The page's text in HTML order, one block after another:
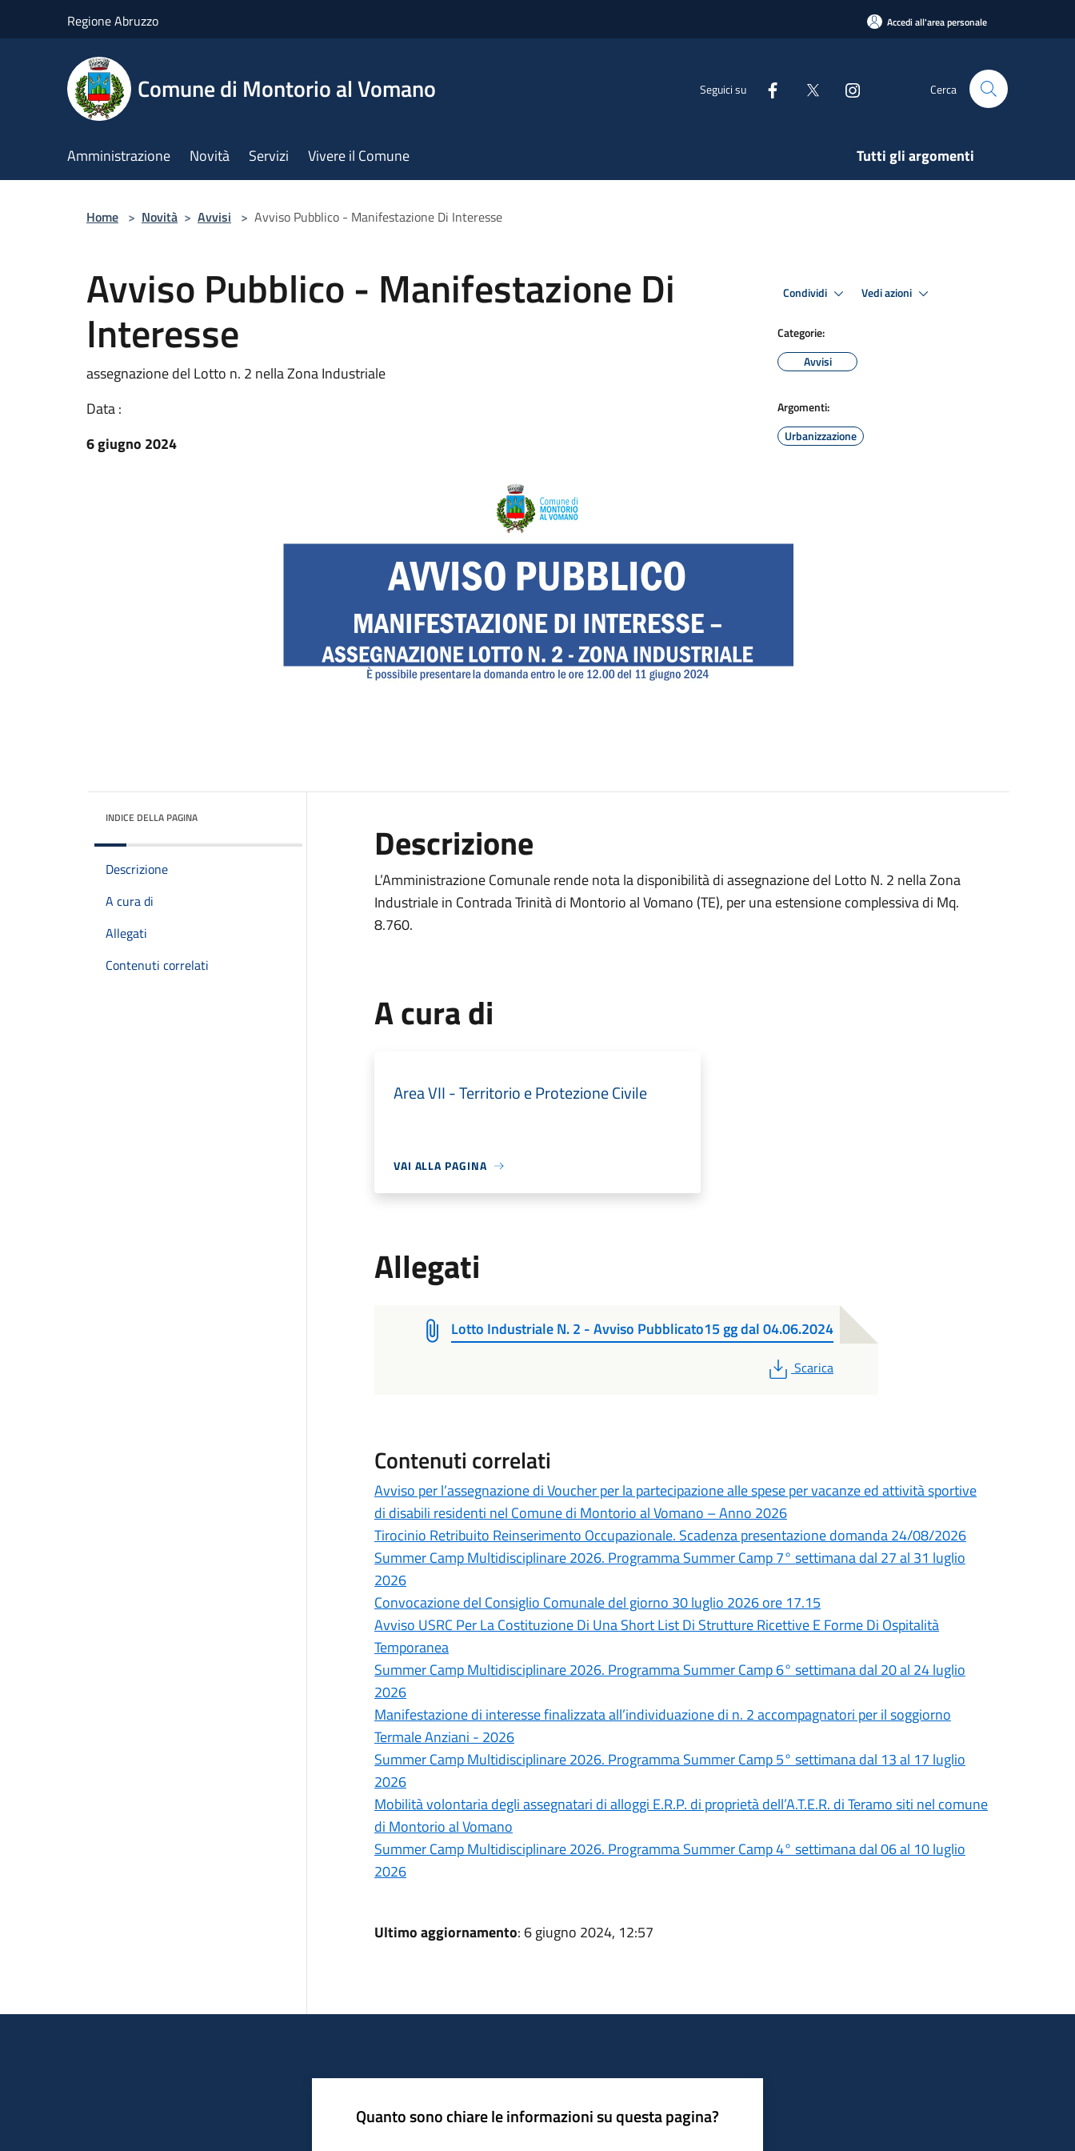
Regione Abruzzo Accedi all'area personale
Comune di Montorio al Vomano Seguici su Cerca
Amministrazione Novità Servizi Vivere il Comune Tutti gli argomenti
Home > Novità > Avvisi > Avviso Pubblico - Manifestazione Di Interesse
Avviso Pubblico - Manifestazione Di
Interesse
assegnazione del Lotto n. 2 nella Zona Industriale
Data :
6 giugno 2024
Condividi Vedi azioni
Categorie:
Avvisi
Argomenti:
Urbanizzazione
INDICE DELLA PAGINA
Descrizione
A cura di
Allegati
Contenuti correlati
Descrizione
L’Amministrazione Comunale rende nota la disponibilità di assegnazione del Lotto N. 2 nella Zona
Industriale in Contrada Trinità di Montorio al Vomano (TE), per una estensione complessiva di Mq.
8.760.
A cura di
Area VII - Territorio e Protezione Civile
VAI ALLA PAGINA
Allegati
Lotto Industriale N. 2 - Avviso Pubblicato15 gg dal 04.06.2024
PDF
Scarica
Contenuti correlati
Avviso per l’assegnazione di Voucher per la partecipazione alle spese per vacanze ed attività sportive
di disabili residenti nel Comune di Montorio al Vomano – Anno 2026
Tirocinio Retribuito Reinserimento Occupazionale. Scadenza presentazione domanda 24/08/2026
Summer Camp Multidisciplinare 2026. Programma Summer Camp 7° settimana dal 27 al 31 luglio
2026
Convocazione del Consiglio Comunale del giorno 30 luglio 2026 ore 17.15
Avviso USRC Per La Costituzione Di Una Short List Di Strutture Ricettive E Forme Di Ospitalità
Temporanea
Summer Camp Multidisciplinare 2026. Programma Summer Camp 6° settimana dal 20 al 24 luglio
2026
Manifestazione di interesse finalizzata all’individuazione di n. 2 accompagnatori per il soggiorno
Termale Anziani - 2026
Summer Camp Multidisciplinare 2026. Programma Summer Camp 5° settimana dal 13 al 17 luglio
2026
Mobilità volontaria degli assegnatari di alloggi E.R.P. di proprietà dell’A.T.E.R. di Teramo siti nel comune
di Montorio al Vomano
Summer Camp Multidisciplinare 2026. Programma Summer Camp 4° settimana dal 06 al 10 luglio
2026
Ultimo aggiornamento: 6 giugno 2024, 12:57
Quanto sono chiare le informazioni su questa pagina?